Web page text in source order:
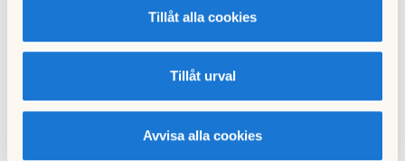
Tillåt alla cookies
Tillåt urval
Avvisa alla cookies